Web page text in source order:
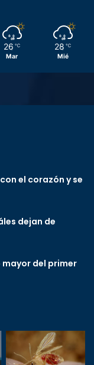
26 ℃
Mar
28 ℃
Mié
el corazón y se
dejan de
mayor del primer